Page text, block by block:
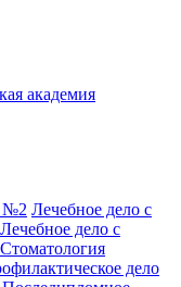
академия
№2 Лечебное дело с
Лечебное дело с
Стоматология
дело